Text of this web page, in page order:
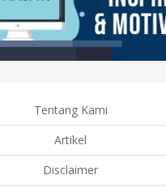
Tentang Kami
Artikel
Disclaimer